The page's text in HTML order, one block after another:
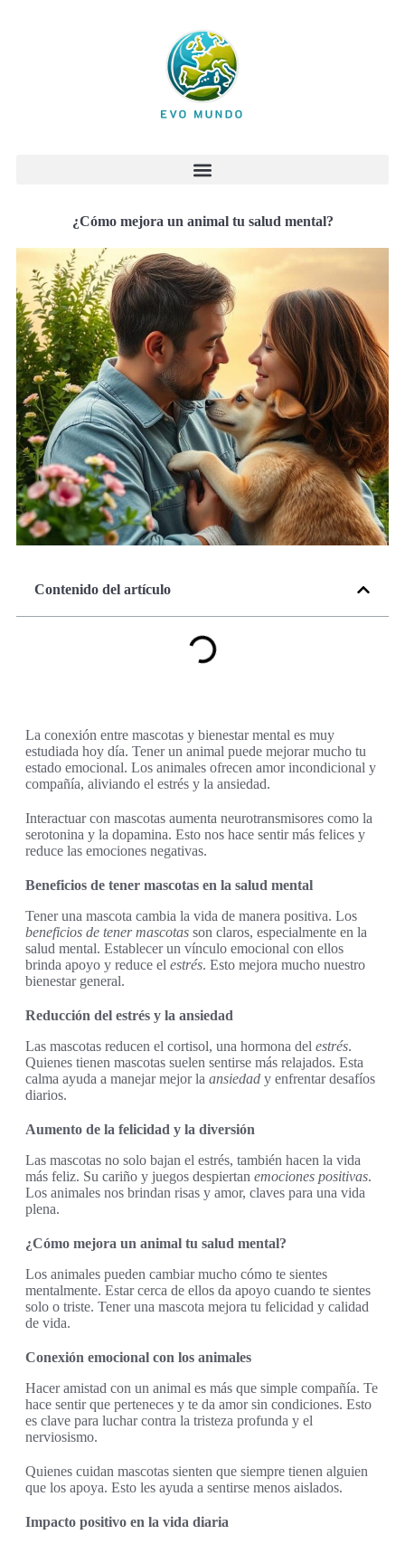
¿Cómo mejora un animal tu salud mental?
Contenido del artículo
La conexión entre mascotas y bienestar mental es muy
estudiada hoy día. Tener un animal puede mejorar mucho tu
estado emocional. Los animales ofrecen amor incondicional y
compañía, aliviando el estrés y la ansiedad.
Interactuar con mascotas aumenta neurotransmisores como la
serotonina y la dopamina. Esto nos hace sentir más felices y
reduce las emociones negativas.
Beneficios de tener mascotas en la salud mental
Tener una mascota cambia la vida de manera positiva. Los
beneficios de tener mascotas son claros, especialmente en la
salud mental. Establecer un vínculo emocional con ellos
brinda apoyo y reduce el estrés. Esto mejora mucho nuestro
bienestar general.
Reducción del estrés y la ansiedad
Las mascotas reducen el cortisol, una hormona del estrés.
Quienes tienen mascotas suelen sentirse más relajados. Esta
calma ayuda a manejar mejor la ansiedad y enfrentar desafíos
diarios.
Aumento de la felicidad y la diversión
Las mascotas no solo bajan el estrés, también hacen la vida
más feliz. Su cariño y juegos despiertan emociones positivas.
Los animales nos brindan risas y amor, claves para una vida
plena.
¿Cómo mejora un animal tu salud mental?
Los animales pueden cambiar mucho cómo te sientes
mentalmente. Estar cerca de ellos da apoyo cuando te sientes
solo o triste. Tener una mascota mejora tu felicidad y calidad
de vida.
Conexión emocional con los animales
Hacer amistad con un animal es más que simple compañía. Te
hace sentir que perteneces y te da amor sin condiciones. Esto
es clave para luchar contra la tristeza profunda y el
nerviosismo.
Quienes cuidan mascotas sienten que siempre tienen alguien
que los apoya. Esto les ayuda a sentirse menos aislados.
Impacto positivo en la vida diaria